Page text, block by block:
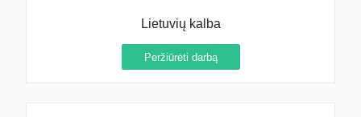
Lietuvių kalba
Peržiūrėti darbą